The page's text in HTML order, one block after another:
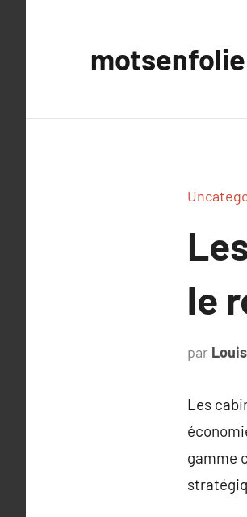
motsenfolie
le
par
Les
gamme